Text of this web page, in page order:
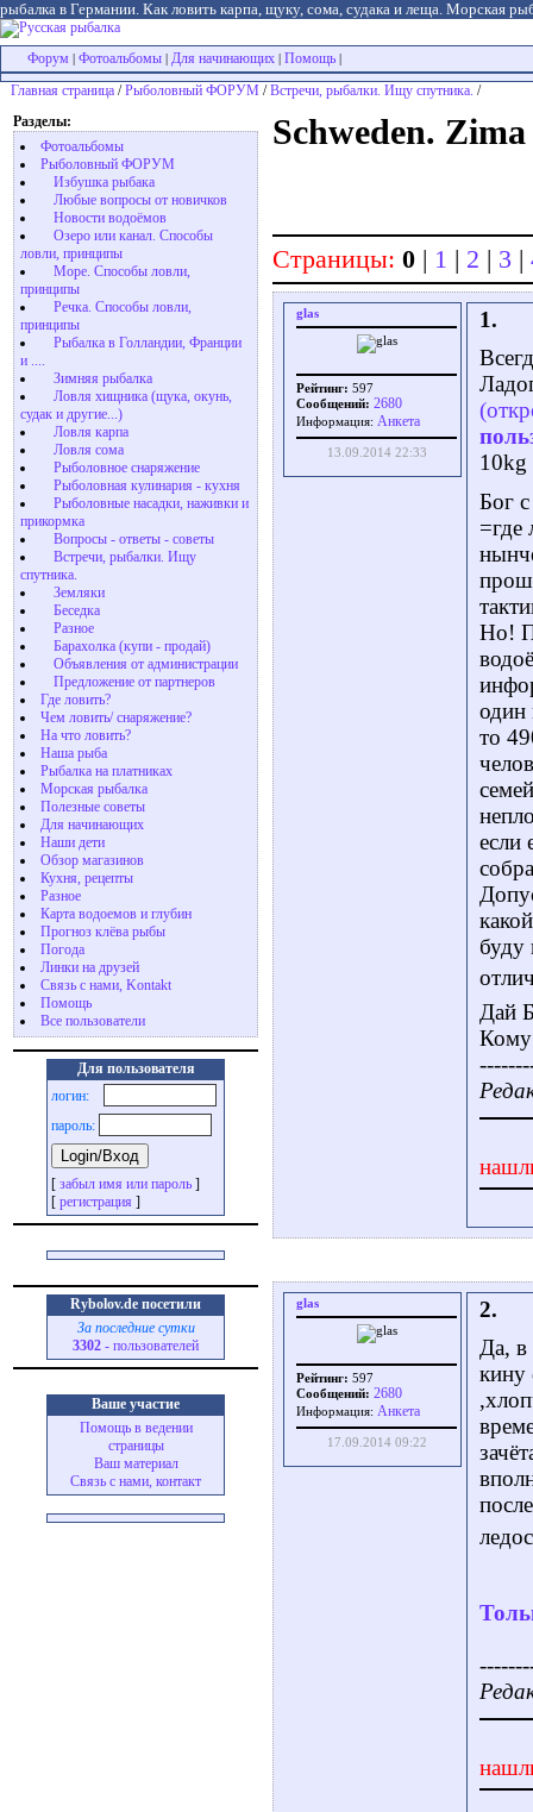
рыбалка в Германии. Как ловить карпа, щуку, сома, судака и леща. Морская
Форум Фотоальбомы Для начинающих Помощь
Главная страница /Рыболовный ФОРУМ /Встречи, рыбалки. Ищу спутника. /
Разделы:
Фотоальбомы
Рыболовный ФОРУМ
Избушка рыбака
Любые вопросы от новичков
Новости водоёмов
Озеро или канал. Способы
ловли, принципы
Море. Способы ловли,
принципы
Речка. Способы ловли,
принципы
Рыбалка в Голландии, Франции
и ....
Зимняя рыбалка
Ловля хищника (щука, окунь,
судак и другие...)
Ловля карпа
Ловля сома
Рыболовное снаряжение
Рыболовная кулинария - кухня
Рыболовные насадки, наживки и
прикормка
Вопросы - ответы - советы
Встречи, рыбалки. Ищу
спутника.
Земляки
Беседка
Разное
Барахолка (купи - продай)
Объявления от администрации
Предложение от партнеров
Где ловить?
Чем ловить/ снаряжение?
На что ловить?
Наша рыба
Рыбалка на платниках
Морская рыбалка
Полезные советы
Для начинающих
Наши дети
Обзор магазинов
Кухня, рецепты
Разное
Карта водоемов и глубин
Прогноз клёва рыбы
Погода
Линки на друзей
Связь с нами, Kontakt
Помощь
Все пользователи
Для пользователя
логин:
пароль:
[ забыл имя или пароль ]
[ регистрация ]
Rybolov.de посетили
За последние сутки
3302 - пользователей
Ваше участие
Помощь в ведении
страницы
Ваш материал
Связь с нами, контакт
Schweden. Zima
Страницы: 0 | 1 | 2 | 3 |
glas
Рейтинг: 597
Сообщений: 2680
Информация: Aнкета
13.09.2014 22:33
1.
10kg
Бог
=где
Но!
один
то
если
буду
Дай
Кому
glas
Рейтинг: 597
Сообщений: 2680
Информация: Aнкета
17.09.2014 09:22
2.
Да, в
кину